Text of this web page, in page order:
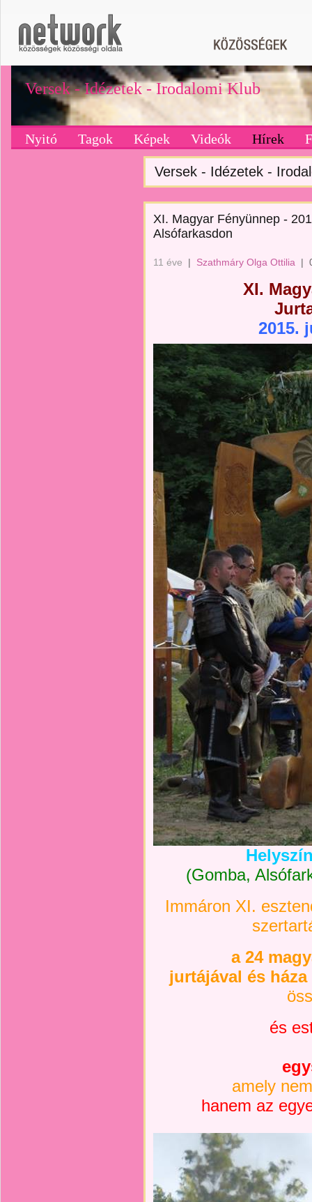
Versek - Idézetek - Irodalomi Klub
Nyitó Tagok Képek Videók Hírek
Versek - Idézetek -
XI. Magyar Fényünnep -
Alsófarkasdon
11 éve | Szathmáry Olga Ottilia |
XI.
2015.
(Gomba,
Immáron XI.
a 24
jurtájával és
és
amely
hanem az